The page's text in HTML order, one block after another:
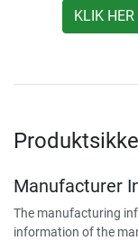
KLIK
Manufacturer
The manufacturing
information of the